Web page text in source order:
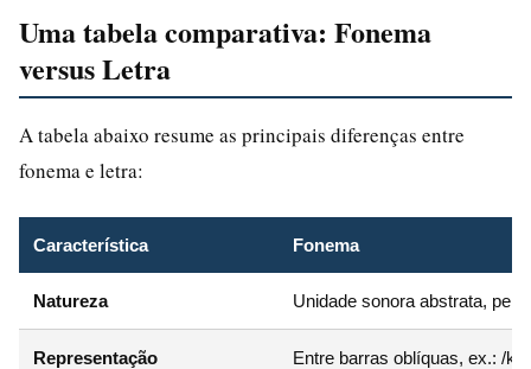
Uma tabela comparativa: Fonema
versus Letra
A tabela abaixo resume as principais diferenças entre
fonema e letra:
Característica Fonema
Natureza Unidade sonora abstrata,
Representação Entre barras oblíquas, ex.: /k/